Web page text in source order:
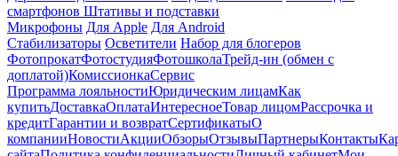
смартфонов Штативы и подставки
Микрофоны Для Apple Для Android
Стабилизаторы Осветители Набор для блогеров
ФотопрокатФотостудияФотошколаТрейд-ин (обмен с
доплатой)КомиссионкаСервис
Программа лояльностиЮридическим лицамКак
купитьДоставкаОплатаИнтересноеТовар лицомРассрочка и
кредитГарантии и возвратСертификатыО
компанииНовостиАкцииОбзорыОтзывыПартнерыКонтакты